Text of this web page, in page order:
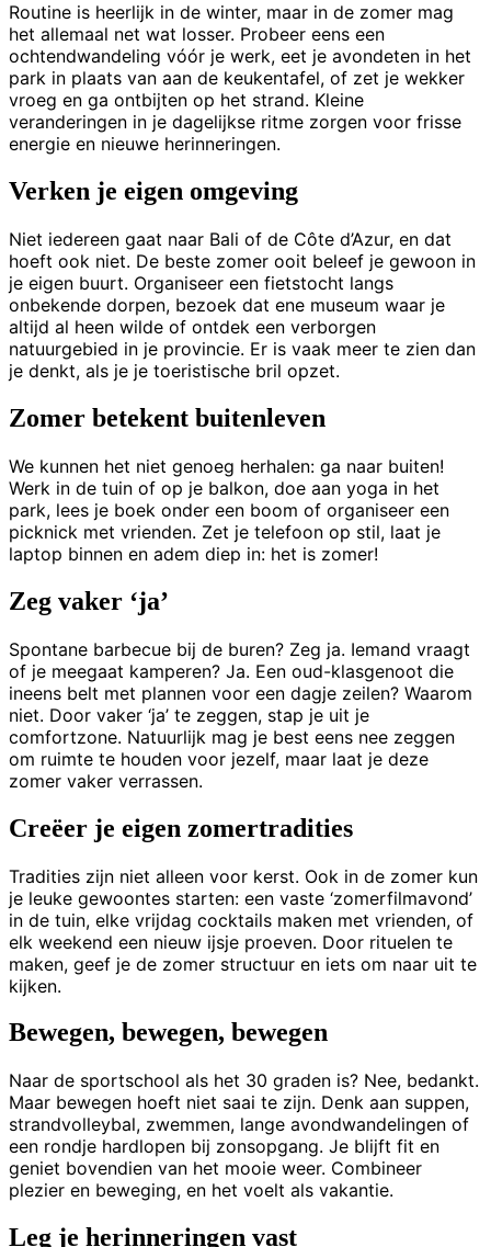
Routine is heerlijk in de winter, maar in de zomer mag
het allemaal net wat losser. Probeer eens een
ochtendwandeling vóór je werk, eet je avondeten in het
park in plaats van aan de keukentafel, of zet je wekker
vroeg en ga ontbijten op het strand. Kleine
veranderingen in je dagelijkse ritme zorgen voor frisse
energie en nieuwe herinneringen.
Verken je eigen omgeving
Niet iedereen gaat naar Bali of de Côte d’Azur, en dat
hoeft ook niet. De beste zomer ooit beleef je gewoon in
je eigen buurt. Organiseer een fietstocht langs
onbekende dorpen, bezoek dat ene museum waar je
altijd al heen wilde of ontdek een verborgen
natuurgebied in je provincie. Er is vaak meer te zien dan
je denkt, als je je toeristische bril opzet.
Zomer betekent buitenleven
We kunnen het niet genoeg herhalen: ga naar buiten!
Werk in de tuin of op je balkon, doe aan yoga in het
park, lees je boek onder een boom of organiseer een
picknick met vrienden. Zet je telefoon op stil, laat je
laptop binnen en adem diep in: het is zomer!
Zeg vaker ‘ja’
Spontane barbecue bij de buren? Zeg ja. Iemand vraagt
of je meegaat kamperen? Ja. Een oud-klasgenoot die
ineens belt met plannen voor een dagje zeilen? Waarom
niet. Door vaker ‘ja’ te zeggen, stap je uit je
comfortzone. Natuurlijk mag je best eens nee zeggen
om ruimte te houden voor jezelf, maar laat je deze
zomer vaker verrassen.
Creëer je eigen zomertradities
Tradities zijn niet alleen voor kerst. Ook in de zomer kun
je leuke gewoontes starten: een vaste ‘zomerfilmavond’
in de tuin, elke vrijdag cocktails maken met vrienden, of
elk weekend een nieuw ijsje proeven. Door rituelen te
maken, geef je de zomer structuur en iets om naar uit te
kijken.
Bewegen, bewegen, bewegen
Naar de sportschool als het 30 graden is? Nee, bedankt.
Maar bewegen hoeft niet saai te zijn. Denk aan suppen,
strandvolleybal, zwemmen, lange avondwandelingen of
een rondje hardlopen bij zonsopgang. Je blijft fit en
geniet bovendien van het mooie weer. Combineer
plezier en beweging, en het voelt als vakantie.
Leg je herinneringen vast